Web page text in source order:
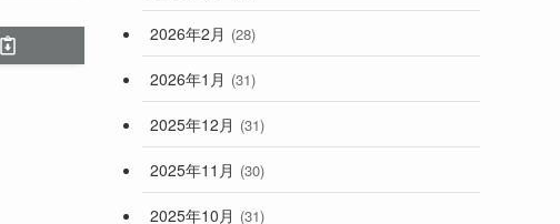
2026年2月 (28)
2026年1月 (31)
2025年12月 (31)
2025年11月 (30)
2025年10月 (31)